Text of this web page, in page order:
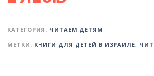
КАТЕГОРИЯ: ЧИТАЕМ ДЕТЯМ
МЕТКИ: КНИГИ ДЛЯ ДЕТЕЙ В ИЗРАИЛЕ,